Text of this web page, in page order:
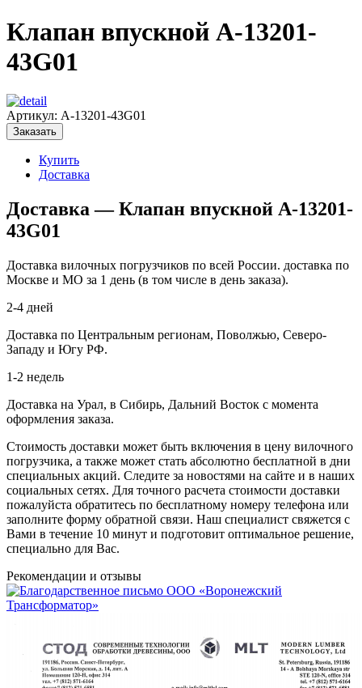
Клапан впускной A-13201-
43G01
Артикул: A-13201-43G01
Заказать
Купить
Доставка
Доставка — Клапан впускной A-13201-
43G01
Доставка вилочных погрузчиков по всей России. доставка по
Москве и МО за 1 день (в том числе в день заказа).
2-4 дней
Доставка по Центральным регионам, Поволжью, Северо-
Западу и Югу РФ.
1-2 недель
Доставка на Урал, в Сибирь, Дальний Восток с момента
оформления заказа.
Стоимость доставки может быть включения в цену вилочного
погрузчика, а также может стать абсолютно бесплатной в дни
специальных акций. Следите за новостями на сайте и в наших
социальных сетях. Для точного расчета стоимости доставки
пожалуйста обратитесь по бесплатному номеру телефона или
заполните форму обратной связи. Наш специалист свяжется с
Вами в течение 10 минут и подготовит оптимальное решение,
специально для Вас.
Рекомендации и отзывы